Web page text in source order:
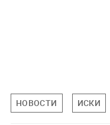
НОВОСТИ ИСКИ